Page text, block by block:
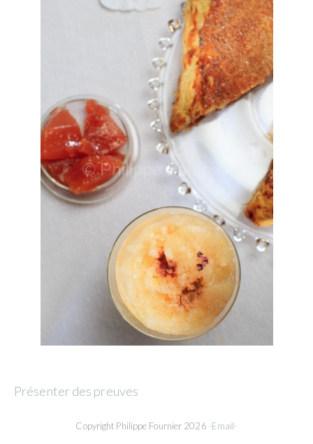
Présenter des preuves
Copyright Philippe Fournier 2026 -Email-